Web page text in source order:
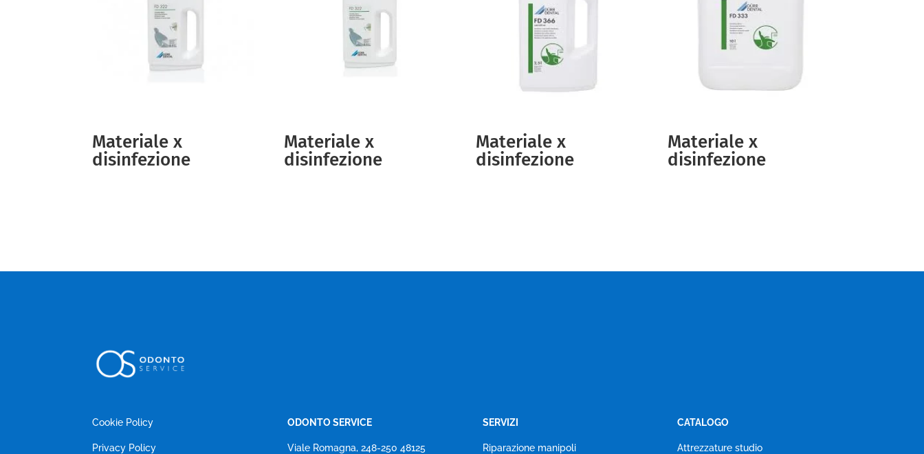
Materiale x
disinfezione
Materiale x
disinfezione
Materiale x
disinfezione
Materiale x
disinfezione
Cookie Policy
Privacy Policy
ODONTO SERVICE
Viale Romagna, 248-250 48125
SERVIZI
Riparazione manipoli
CATALOGO
Attrezzature studio